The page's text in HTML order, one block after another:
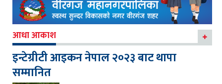
आधा आकाश
इन्टेग्रीटी आइकन नेपाल २०२३ बाट थापा
सम्मानित